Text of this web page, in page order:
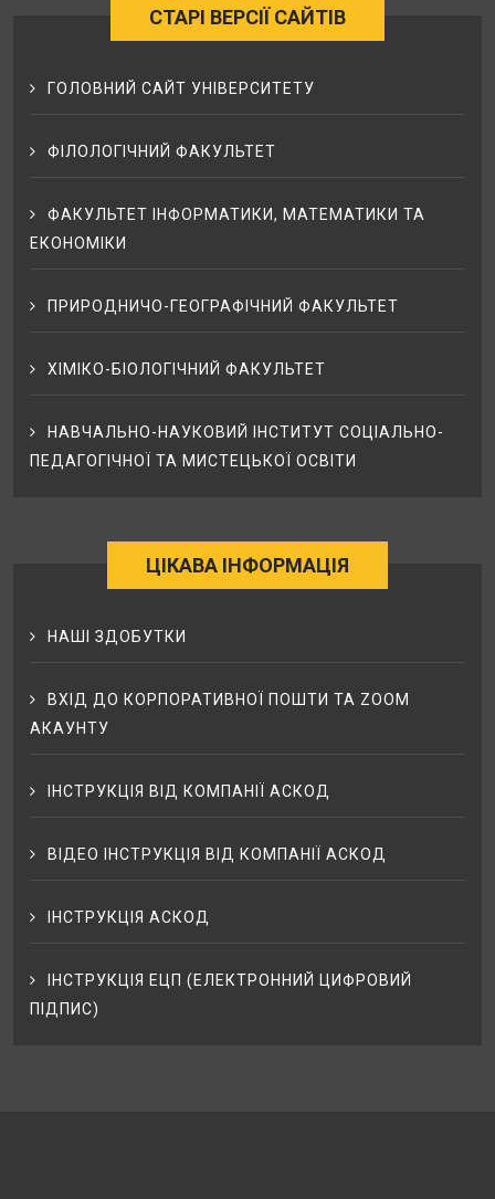
СТАРІ ВЕРСІЇ САЙТІВ
ГОЛОВНИЙ САЙТ УНІВЕРСИТЕТУ
ФІЛОЛОГІЧНИЙ ФАКУЛЬТЕТ
ФАКУЛЬТЕТ ІНФОРМАТИКИ, МАТЕМАТИКИ ТА
ЕКОНОМІКИ
ПРИРОДНИЧО-ГЕОГРАФІЧНИЙ ФАКУЛЬТЕТ
ХІМІКО-БІОЛОГІЧНИЙ ФАКУЛЬТЕТ
НАВЧАЛЬНО-НАУКОВИЙ ІНСТИТУТ СОЦІАЛЬНО-
ПЕДАГОГІЧНОЇ ТА МИСТЕЦЬКОЇ ОСВІТИ
ЦІКАВА ІНФОРМАЦІЯ
НАШІ ЗДОБУТКИ
ВХІД ДО КОРПОРАТИВНОЇ ПОШТИ ТА ZOOM
АКАУНТУ
ІНСТРУКЦІЯ ВІД КОМПАНІЇ АСКОД
ВІДЕО ІНСТРУКЦІЯ ВІД КОМПАНІЇ АСКОД
ІНСТРУКЦІЯ АСКОД
ІНСТРУКЦІЯ ЕЦП (ЕЛЕКТРОННИЙ ЦИФРОВИЙ
ПІДПИС)